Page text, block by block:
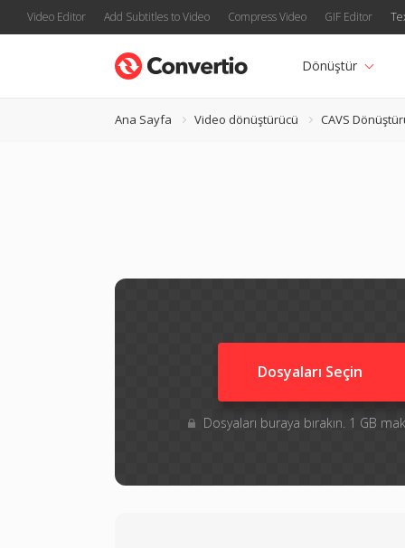
Video Editor Add Subtitles to Video Compress Video GIF Editor
Dönüştür
Ana Sayfa Video dönüştürücü CAVS
Dosyaları Seçin
Dosyaları buraya bırakın. 1 GB